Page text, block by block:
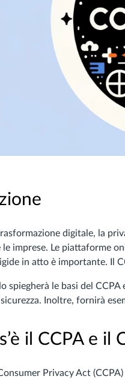
digitale, la
imprese. Le piattaforme
in atto è importante. Il
spiegherà le basi del
Inoltre, fornirà
il CCPA e il
Privacy Act